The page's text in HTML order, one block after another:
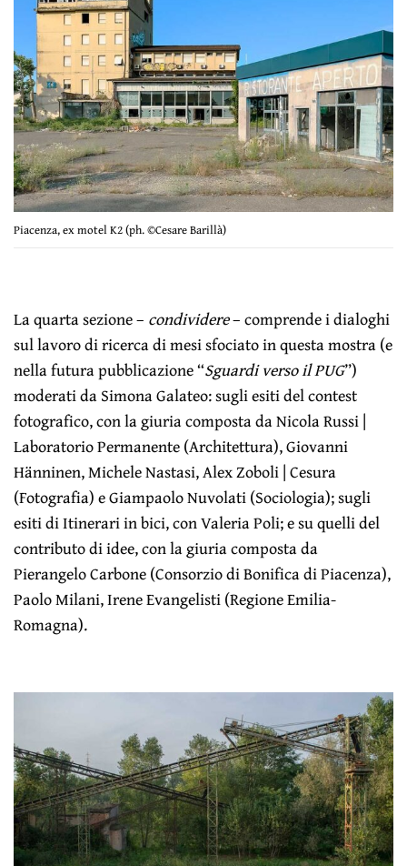
Piacenza, ex motel K2 (ph. ©Cesare Barillà)
La quarta sezione – condividere– comprende i dialoghi
sul lavoro di ricerca di mesi sfociato in questa mostra (e
nella futura pubblicazione “Sguardi verso il PUG”)
moderati da Simona Galateo: sugli esiti del contest
fotografico, con la giuria composta da Nicola Russi |
Laboratorio Permanente (Architettura), Giovanni
Hänninen, Michele Nastasi, Alex Zoboli | Cesura
(Fotografia) e Giampaolo Nuvolati (Sociologia); sugli
esiti di Itinerari in bici, con Valeria Poli; e su quelli del
contributo di idee, con la giuria composta da
Pierangelo Carbone (Consorzio di Bonifica di Piacenza),
Paolo Milani, Irene Evangelisti (Regione Emilia-
Romagna).